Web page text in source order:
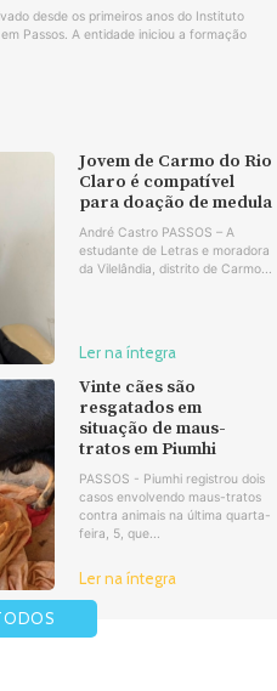
desde os primeiros anos do Instituto
Passos. A entidade iniciou a formação
Jovem de Carmo do Rio
Claro é compatível
para doação de medula
André Castro PASSOS – A
estudante de Letras e moradora
da Vilelândia, distrito de Carmo...
Ler na íntegra
Vinte cães são
resgatados em
situação de maus-
tratos em Piumhi
PASSOS - Piumhi registrou dois
casos envolvendo maus-tratos
contra animais na última quarta-
feira, 5, que...
Ler na íntegra